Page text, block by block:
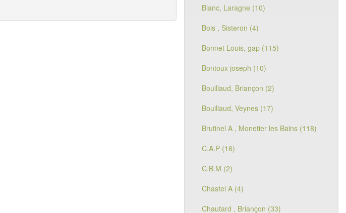
Blanc, Laragne (10)
Bois , Sisteron (4)
Bonnet Louis, gap (115)
Bontoux joseph (10)
Bouillaud, Briançon (2)
Bouillaud, Veynes (17)
Brutinel A , Monetier les Bains (118)
C.A.P (16)
C.B.M (2)
Chastel A (4)
Chautard , Briançon (33)